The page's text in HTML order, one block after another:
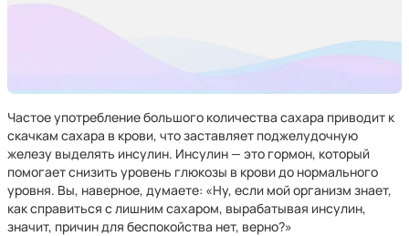
Частое употребление большого количества сахара приводит к
скачкам сахара в крови, что заставляет поджелудочную
железу выделять инсулин. Инсулин — это гормон, который
помогает снизить уровень глюкозы в крови до нормального
уровня. Вы, наверное, думаете: «Ну, если мой организм знает,
как справиться с лишним сахаром, вырабатывая инсулин,
значит, причин для беспокойства нет, верно?»